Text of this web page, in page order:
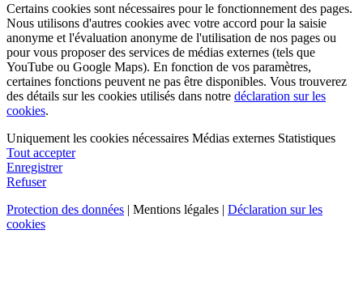
Certains cookies sont nécessaires pour le fonctionnement des pages.
Nous utilisons d'autres cookies avec votre accord pour la saisie
anonyme et l'évaluation anonyme de l'utilisation de nos pages ou
pour vous proposer des services de médias externes (tels que
YouTube ou Google Maps). En fonction de vos paramètres,
certaines fonctions peuvent ne pas être disponibles. Vous trouverez
des détails sur les cookies utilisés dans notre déclaration sur les
cookies.
Uniquement les cookies nécessaires Médias externes Statistiques
Tout accepter
Enregistrer
Refuser
Protection des données | Mentions légales | Déclaration sur les
cookies